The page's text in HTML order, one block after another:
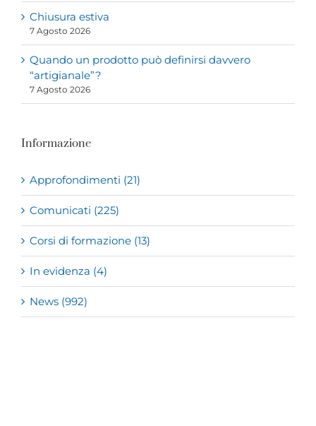
Chiusura estiva
7 Agosto 2026
Quando un prodotto può definirsi davvero
“artigianale”?
7 Agosto 2026
Informazione
Approfondimenti (21)
Comunicati (225)
Corsi di formazione (13)
In evidenza (4)
News (992)